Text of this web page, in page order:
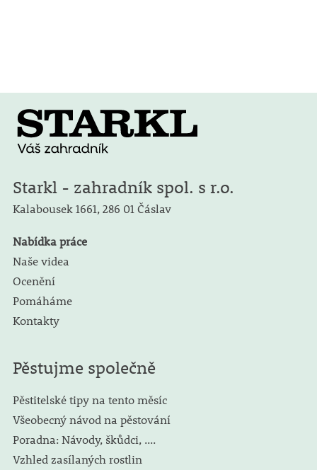
Starkl - zahradník spol. s r.o.
Kalabousek 1661, 286 01 Čáslav
Nabídka práce
Naše videa
Ocenění
Pomáháme
Kontakty
Pěstujme společně
Pěstitelské tipy na tento měsíc
Všeobecný návod na pěstování
Poradna: Návody, škůdci, ....
Vzhled zasílaných rostlin